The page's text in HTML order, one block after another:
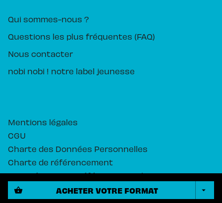
shopping_basket ACHETER VOTRE FORMAT arrow_drop_down
Qui sommes-nous ?
Questions les plus fréquentes (FAQ)
Nous contacter
nobi nobi ! notre label jeunesse
Mentions légales
CGU
Charte des Données Personnelles
Charte de référencement
Paramétrez vos préférences cookies